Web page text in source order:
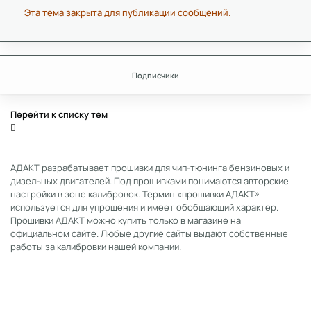
Эта тема закрыта для публикации сообщений.
Подписчики
Перейти к списку тем
АДАКТ разрабатывает прошивки для чип-тюнинга бензиновых и
дизельных двигателей. Под прошивками понимаются авторские
настройки в зоне калибровок. Термин «прошивки АДАКТ»
используется для упрощения и имеет обобщающий характер.
Прошивки АДАКТ можно купить только в магазине на
официальном сайте. Любые другие сайты выдают собственные
работы за калибровки нашей компании.